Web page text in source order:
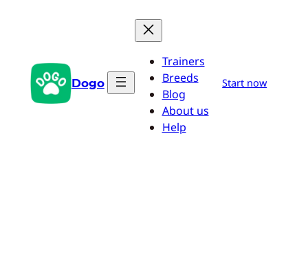
Dogo
Trainers
Breeds
Blog
About us
Help
Start now